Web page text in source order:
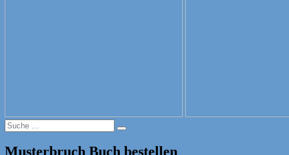
Suche
nach:
Suche
Musterbruch Buch bestellen